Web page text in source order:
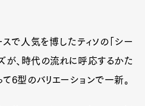
で人気を博したティソの「シー
ズが、時代の流れに呼応するかた
6型のバリエーションで一新。